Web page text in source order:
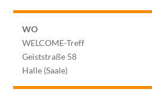
WO
WELCOME-Treff
Geiststraße 58
Halle (Saale)